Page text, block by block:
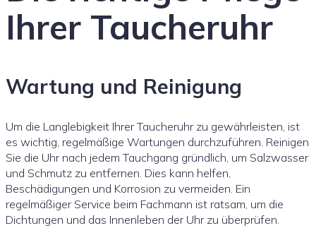
Ihrer Taucheruhr
Wartung und Reinigung
Um die Langlebigkeit Ihrer Taucheruhr zu gewährleisten, ist
es wichtig, regelmäßige Wartungen durchzuführen. Reinigen
Sie die Uhr nach jedem Tauchgang gründlich, um Salzwasser
und Schmutz zu entfernen. Dies kann helfen,
Beschädigungen und Korrosion zu vermeiden. Ein
regelmäßiger Service beim Fachmann ist ratsam, um die
Dichtungen und das Innenleben der Uhr zu überprüfen.